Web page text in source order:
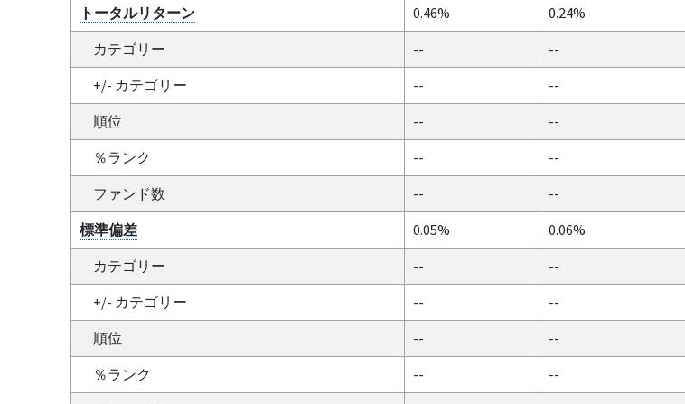
トータルリターン
0.46% 0.24%
カテゴリー
-- --
+/- カテゴリー
-- --
順位
-- --
％ランク
-- --
ファンド数
-- --
標準偏差
0.05% 0.06%
カテゴリー
-- --
+/- カテゴリー
-- --
順位
-- --
％ランク
-- --